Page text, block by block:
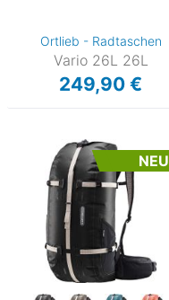
Ortlieb - Radtaschen
Vario 26L 26L
249,90 €
NEU